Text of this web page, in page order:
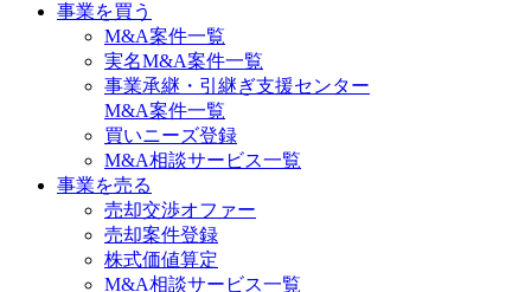
事業を買う
M&A案件一覧
実名M&A案件一覧
事業承継・引継ぎ支援センター
M&A案件一覧
買いニーズ登録
M&A相談サービス一覧
事業を売る
売却交渉オファー
売却案件登録
株式価値算定
M&A相談サービス一覧